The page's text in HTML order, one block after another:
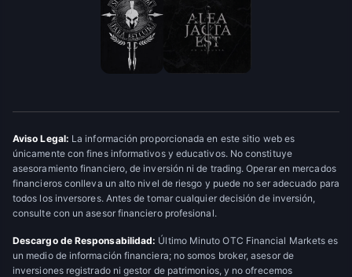
Aviso Legal: La información proporcionada en este sitio web es
únicamente con fines informativos y educativos. No constituye
asesoramiento financiero, de inversión ni de trading. Operar en mercados
financieros conlleva un alto nivel de riesgo y puede no ser adecuado para
todos los inversores. Antes de tomar cualquier decisión de inversión,
consulte con un asesor financiero profesional.
Descargo de Responsabilidad: Último Minuto OTC Financial Markets es
un medio de información financiera; no somos broker, asesor de
inversiones registrado ni gestor de patrimonios, y no ofrecemos